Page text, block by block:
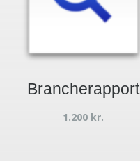
Brancherapport
1.200 kr.